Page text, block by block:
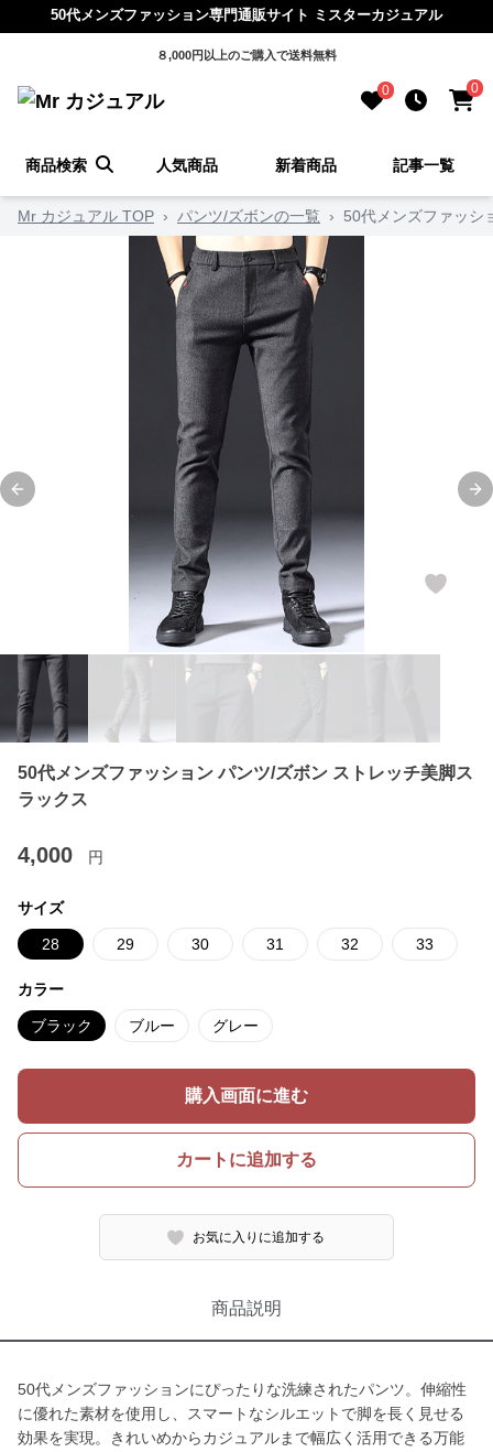
50代メンズファッション専門通販サイト ミスターカジュアル
８,000円以上のご購入で送料無料
0 0
商品検索 人気商品 新着商品 記事一覧
Mr カジュアル TOP › パンツ/ズボンの一覧 › 50代メンズファッシ
Previous slide
50代メンズファッション パンツ/ズボン ストレッチ美脚ス
ラックス
4,000 円
サイズ
28 29 30 31 32 33
カラー
ブラック ブルー グレー
購入画面に進む
カートに追加する
お気に入りに追加する
商品説明
50代メンズファッションにぴったりな洗練されたパンツ。伸縮性
に優れた素材を使用し、スマートなシルエットで脚を長く見せる
効果を実現。きれいめからカジュアルまで幅広く活用できる万能